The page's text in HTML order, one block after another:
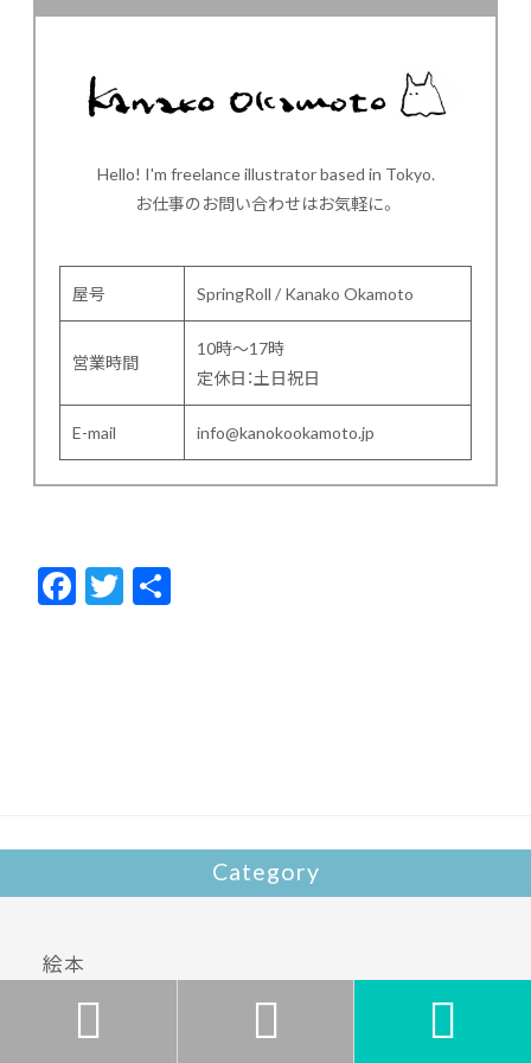
Hello! I'm freelance illustrator based in Tokyo.
お仕事のお問い合わせはお気軽に。
屋号 SpringRoll / Kanako Okamoto
営業時間
10時～17時
定休日：土日祝日
E-mail info@kanokookamoto.jp
F
ac
T
w
Category
絵本
岡本かな子 略歴
  